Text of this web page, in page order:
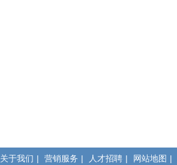
关于我们 | 营销服务 | 人才招聘 | 网站地图 |